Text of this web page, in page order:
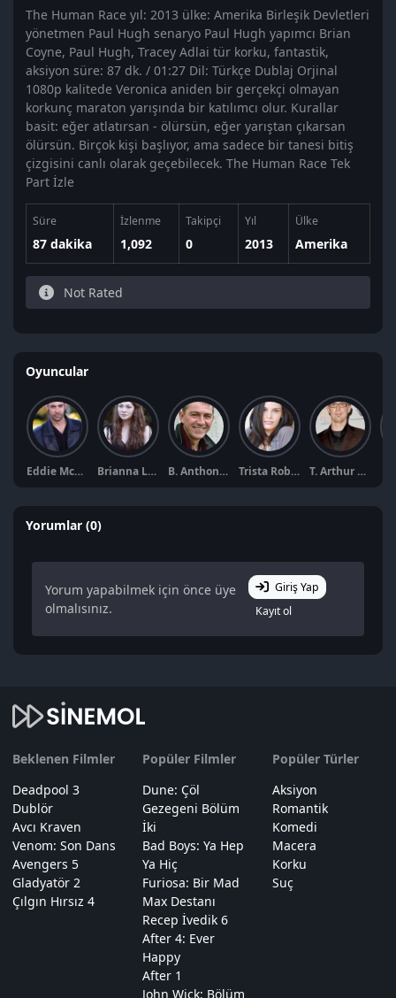
The Human Race yıl: 2013 ülke: Amerika Birleşik Devletleri
yönetmen Paul Hugh senaryo Paul Hugh yapımcı Brian
Coyne, Paul Hugh, Tracey Adlai tür korku, fantastik,
aksiyon süre: 87 dk. / 01:27 Dil: Türkçe Dublaj Orjinal
1080p kalitede Veronica aniden bir gerçekçi olmayan
korkunç maraton yarışında bir katılımcı olur. Kurallar
basit: eğer atlatırsan - ölürsün, eğer yarıştan çıkarsan
ölürsün. Birçok kişi başlıyor, ama sadece bir tanesi bitiş
çizgisini canlı olarak geçebilecek. The Human Race Tek
Part İzle
Süre
87 dakika
İzlenme
1,092
Takipçi
0
Yıl
2013
Ülke
Amerika
Not Rated
Oyuncular
Eddie McGee Brianna Lauren Jackson B. Anthony Cohen Trista Robinson T. Arthur Cottam
Yorumlar (0)
Yorum yapabilmek için önce üye
olmalısınız.
Giriş Yap
Kayıt ol
Beklenen Filmler
Deadpool 3
Dublör
Avcı Kraven
Venom: Son Dans
Avengers 5
Gladyatör 2
Çılgın Hırsız 4
Popüler Filmler
Dune: Çöl
Gezegeni Bölüm
İki
Bad Boys: Ya Hep
Ya Hiç
Furiosa: Bir Mad
Max Destanı
Recep İvedik 6
After 4: Ever
Happy
After 1
John Wick: Bölüm
Popüler Türler
Aksiyon
Romantik
Komedi
Macera
Korku
Suç